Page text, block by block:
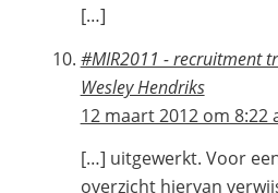
[…]
#MIR2011 - recruitment
Wesley Hendriks
12 maart 2012 om 8:22
[…] uitgewerkt. Voor
overzicht hiervan